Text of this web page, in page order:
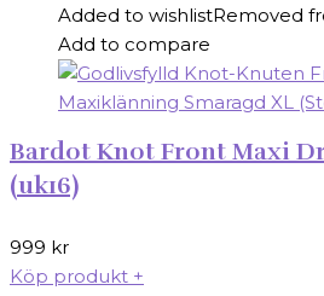
Added to wishlistRemoved
Add to compare
Bardot Knot Front Maxi
(uk16)
999 kr
Köp produkt +